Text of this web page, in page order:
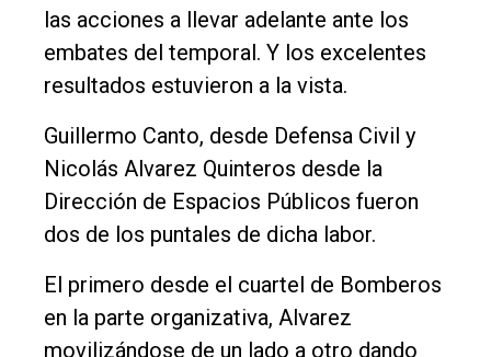
las acciones a llevar adelante ante los
embates del temporal. Y los excelentes
resultados estuvieron a la vista.
Guillermo Canto, desde Defensa Civil y
Nicolás Alvarez Quinteros desde la
Dirección de Espacios Públicos fueron
dos de los puntales de dicha labor.
El primero desde el cuartel de Bomberos
en la parte organizativa, Alvarez
movilizándose de un lado a otro dando